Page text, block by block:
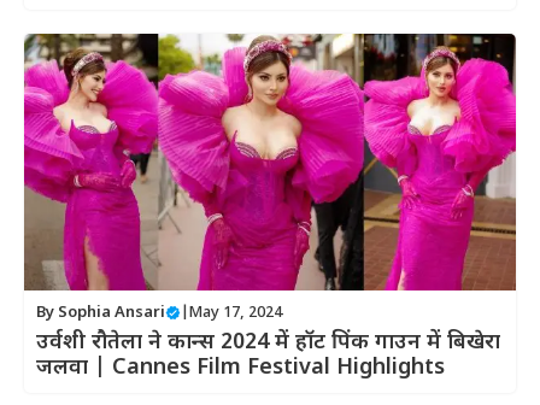
By Sophia Ansari May 17, 2024
उर्वशी रौतेला ने कान्स 2024 में हॉट पिंक गाउन में बिखेरा
जलवा | Cannes Film Festival Highlights